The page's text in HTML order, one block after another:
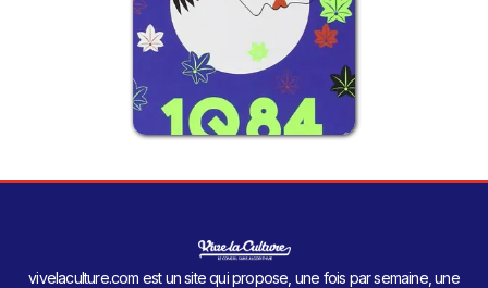
vivelaculture.com est un site qui propose, une fois par semaine, une